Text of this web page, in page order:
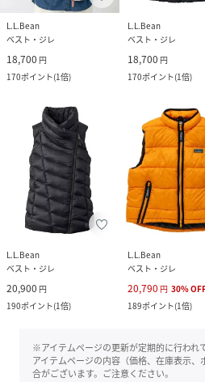
L.L.Bean
ベスト・ジレ
18,700 円
170ポイント(1倍)
L.L.Bean
ベスト・ジレ
18,700 円
170ポイント(1倍)
L.L.Bean
ベスト・ジレ
20,900 円
190ポイント(1倍)
L.L.Bean
ベスト・ジレ
20,790 円 30%
189ポイント(1倍)
※アイテムページの更新が定期的に行われ
アイテムページの内容（価格、在庫表示
合がございます。ご注意ください。